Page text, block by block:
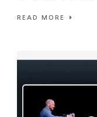
READ MORE